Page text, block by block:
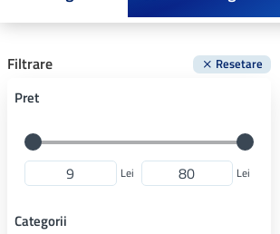
Filtrare Resetare
Pret
Lei Lei
Categorii